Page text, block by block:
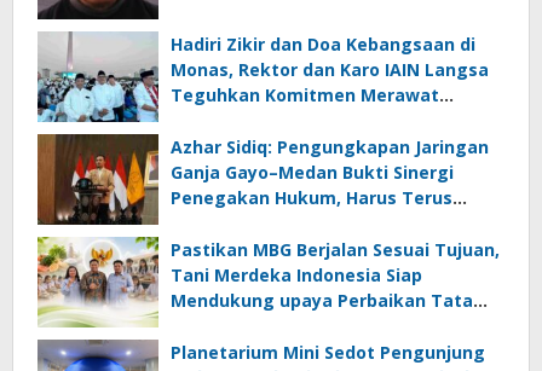
Hadiri Zikir dan Doa Kebangsaan di
Monas, Rektor dan Karo IAIN Langsa
Teguhkan Komitmen Merawat
Azhar Sidiq: Pengungkapan Jaringan
Ganja Gayo–Medan Bukti Sinergi
Penegakan Hukum, Harus Terus
Pastikan MBG Berjalan Sesuai Tujuan,
Tani Merdeka Indonesia Siap
Mendukung upaya Perbaikan Tata
Planetarium Mini Sedot Pengunjung